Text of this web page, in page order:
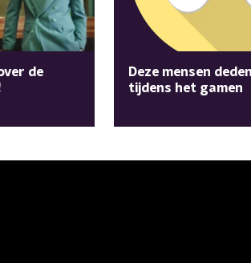
de
Deze mensen
tijdens het gamen